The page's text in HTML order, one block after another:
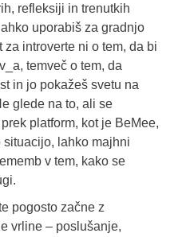
refleksiji in trenutkih
uporabiš za gradnjo
introverte ni o tem, da bi
temveč o tem, da
in jo pokažeš svetu na
glede na to, ali se
platform, kot je BeMee,
lahko majhni
v tem, kako se
pogosto začne z
vrline – poslušanje,